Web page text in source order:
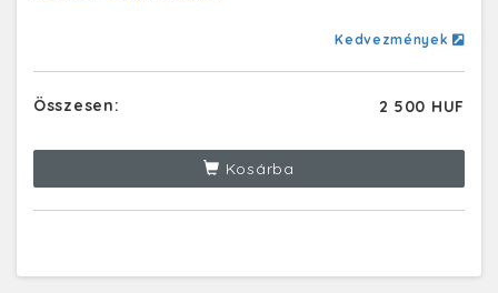
Kedvezmények
Összesen: 2 500 HUF
Kosárba